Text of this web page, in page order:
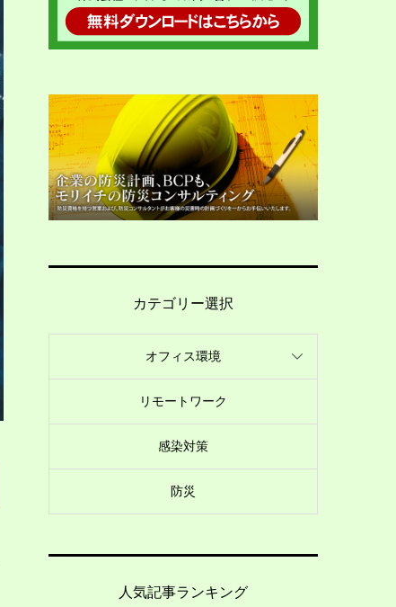
カテゴリー選択
オフィス環境
リモートワーク
感染対策
防災
人気記事ランキング